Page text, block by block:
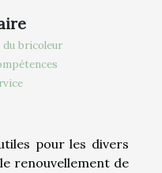
du bricoleur
pour les divers
renouvellement de